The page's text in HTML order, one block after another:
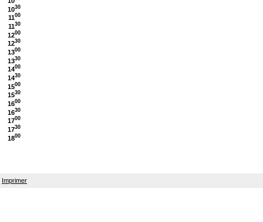
1030
1100
1130
1200
1230
1300
1330
1400
1430
1500
1530
1600
1630
1700
1730
1800
Imprimer